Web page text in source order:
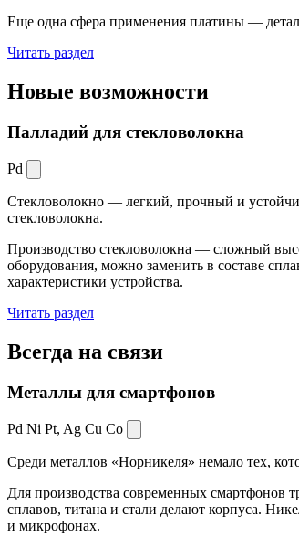
Еще одна сфера применения платины —
Читать раздел
Новые возможности
Палладий для стекловолокна
Pd
Стекловолокно — легкий, прочный и
стекловолокна.
Производство стекловолокна — сложный
оборудования, можно заменить в составе
характеристики устройства.
Читать раздел
Всегда на связи
Металлы для смартфонов
Pd Ni Pt, Ag Cu Co
Среди металлов «Норникеля» немало тех,
Для производства современных смартфонов
сплавов, титана и стали делают корпуса.
и микрофонах.